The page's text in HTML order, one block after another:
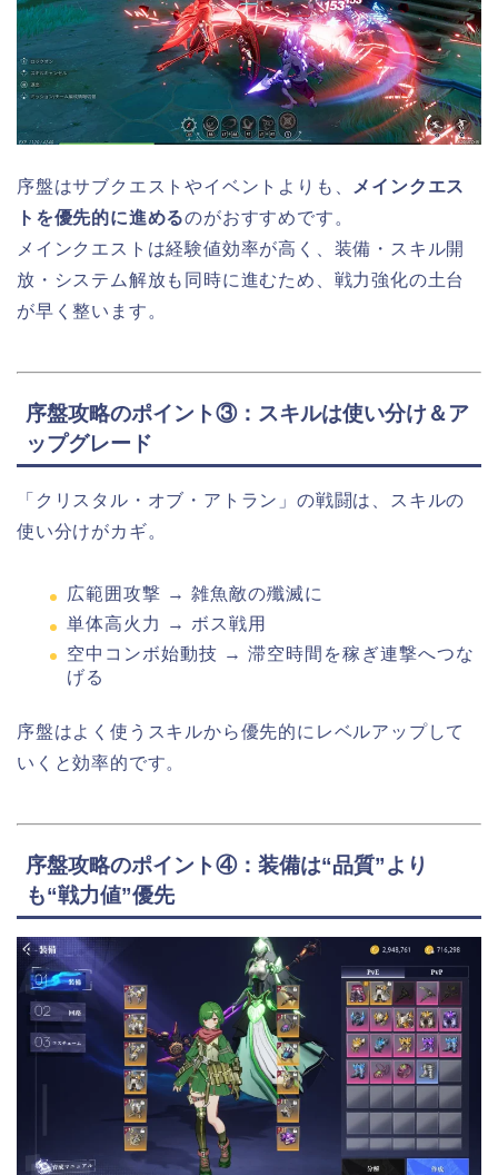
序盤はサブクエストやイベントよりも、
メインクエス
トを優先的に進めるのがおすすめです。
メインクエストは経験値効率が高く、装備・スキル開
放・システム解放も同時に進むため、戦力強化の土台
が早く整います。
序盤攻略のポイント③：スキルは使い分け＆ア
ップグレード
「クリスタル・オブ・アトラン」の戦闘は、スキルの
使い分けがカギ。
広範囲攻撃 → 雑魚敵の殲滅に
単体高火力 → ボス戦用
空中コンボ始動技 → 滞空時間を稼ぎ連撃へつな
げる
序盤はよく使うスキルから優先的にレベルアップして
いくと効率的です。
序盤攻略のポイント④：装備は“品質”より
も“戦力値”優先